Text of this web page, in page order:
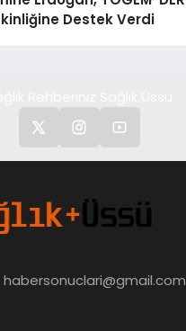
Destek Verdi
habersonuclari@gmail.com